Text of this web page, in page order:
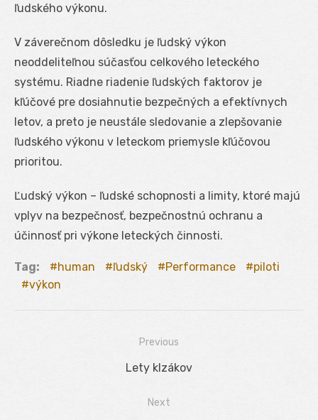
ľudského výkonu.
V záverečnom dôsledku je ľudský výkon
neoddeliteľnou súčasťou celkového leteckého
systému. Riadne riadenie ľudských faktorov je
kľúčové pre dosiahnutie bezpečných a efektívnych
letov, a preto je neustále sledovanie a zlepšovanie
ľudského výkonu v leteckom priemysle kľúčovou
prioritou.
Ľudský výkon – ľudské schopnosti a limity, ktoré majú
vplyv na bezpečnosť, bezpečnostnú ochranu a
účinnosť pri výkone leteckých činnosti.
Tag: human ľudský Performance
piloti
výkon
Previous
Previous
Lety klzákov
Next